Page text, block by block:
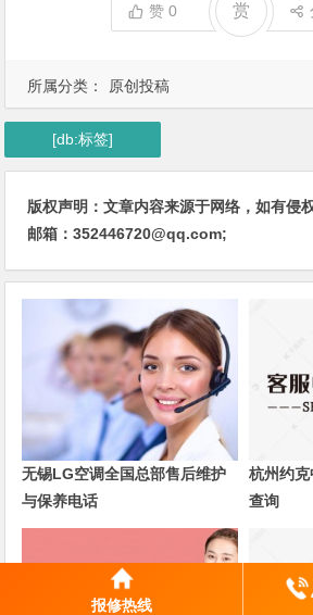
所属分类： 原创投稿
赞0 赏
[db:标签]
版权声明：文章内容来源于网络，如有侵
邮箱：352446720@qq.com;
无锡LG空调全国总部售后维护
与保养电话
杭州约
查询
报修热线